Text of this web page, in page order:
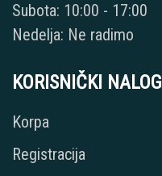
Subota: 10:00 - 17:00
Nedelja: Ne radimo
KORISNIČKI NALOG
Korpa
Registracija